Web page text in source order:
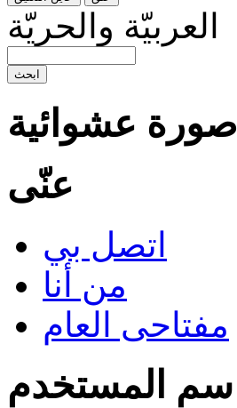
العربيّة والحريّة
صورة عشوائية
عنّى
اتصل بي
من أنا
مفتاحى العام
اسم المستخدم